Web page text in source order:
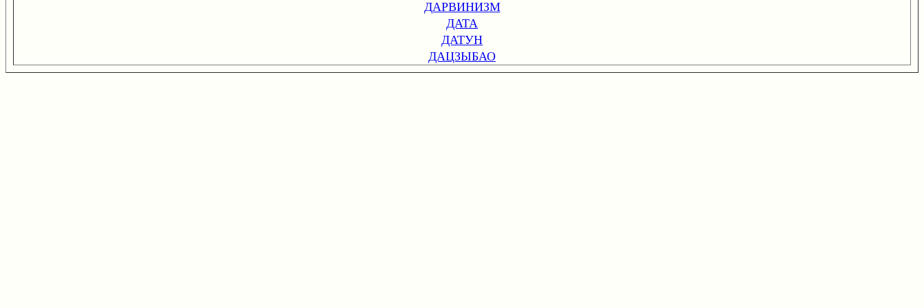
ДАРВИНИЗМ
ДАТА
ДАТУН
ДАЦЗЫБАО